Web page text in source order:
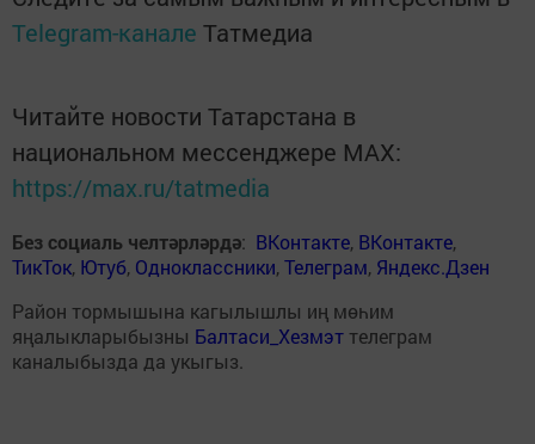
Telegram-канале Татмедиа
Читайте новости Татарстана в
национальном мессенджере MАХ:
https://max.ru/tatmedia
Без социаль челтәрләрдә: ВКонтакте, ВКонтакте,
ТикТок, Ютуб, Одноклассники,Телеграм, Яндекс.Дзен
Район тормышына кагылышлы иң мөһим
яңалыкларыбызны Балтаси_Хезмэт телеграм
каналыбызда да укыгыз.